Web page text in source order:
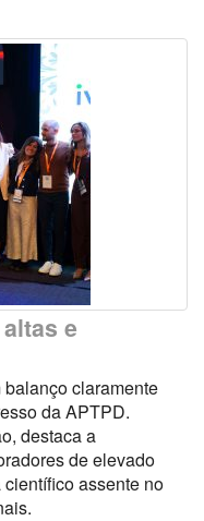
e
claramente
da APTPD.
destaca a
de elevado
assente no